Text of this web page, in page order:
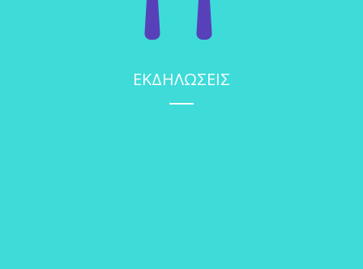
ΕΚΔΗΛΩΣΕΙΣ